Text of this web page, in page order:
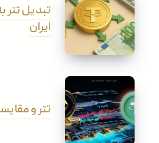
تبدیل تتر
ایران
تتر و